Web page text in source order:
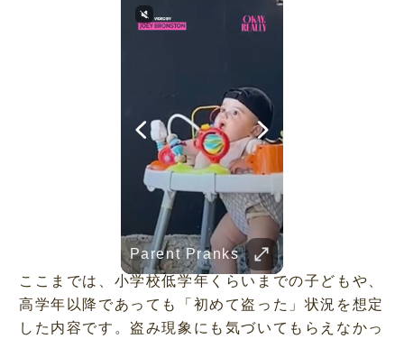
Parent Pranks
ここまでは、小学校低学年くらいまでの子どもや、
高学年以降であっても「初めて盗った」状況を想定
した内容です。盗み現象にも気づいてもらえなかっ